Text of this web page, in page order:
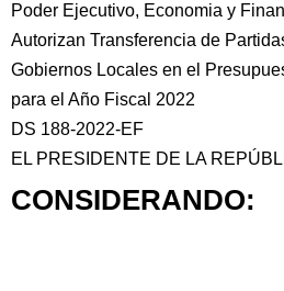
Poder Ejecutivo, Economia y
Autorizan Transferencia de
Gobiernos Locales en el
para el Año Fiscal 2022
DS 188-2022-EF
EL PRESIDENTE DE LA
CONSIDERANDO: